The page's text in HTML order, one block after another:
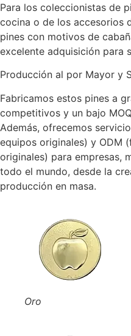
Para los coleccionistas de
cocina o de los accesorios
pines con motivos de
excelente adquisición para
Producción al por Mayor y
Fabricamos estos pines a
competitivos y un bajo
Además, ofrecemos
equipos originales) y ODM
originales) para empresas,
todo el mundo, desde la
producción en masa.
Oro